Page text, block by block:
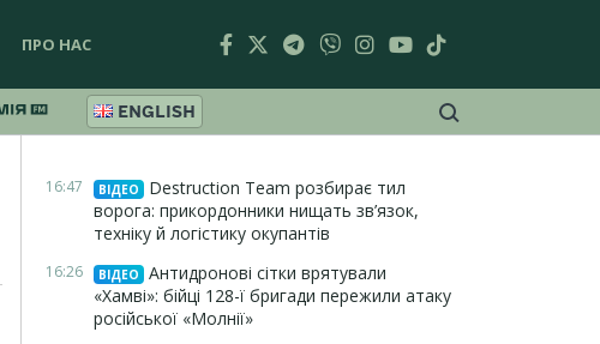
ПРО НАС
ENGLISH
16:47 ВІДЕО
Destruction Team розбирає тил
ворога: прикордонники нищать зв’язок,
техніку й логістику окупантів
16:26 ВІДЕО
Антидронові сітки врятували
«Хамві»: бійці 128-ї бригади пережили атаку
російської «Молнії»